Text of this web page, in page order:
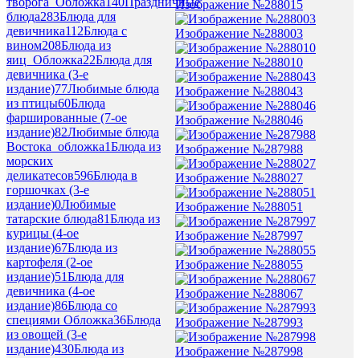
блюда283Блюда для
девичника112Блюда с
вином208Блюда из
яиц_Обложка22Блюда для
девичника (3-е
издание)77Любимые блюда
из птицы60Блюда
фаршированные (7-ое
издание)82Любимые блюда
Востока_обложка1Блюда из
морских
деликатесов596Блюда в
горшочках (3-е
издание)0Любимые
татарские блюда81Блюда из
курицы (4-ое
издание)67Блюда из
картофеля (2-ое
издание)51Блюда для
девичника (4-ое
издание)86Блюда со
специями Обложка36Блюда
из овощей (3-е
издание)430Блюда из
Изображение №288015
Изображение №288003
Изображение №288010
Изображение №288043
Изображение №288046
Изображение №287988
Изображение №288027
Изображение №288051
Изображение №287997
Изображение №288055
Изображение №288067
Изображение №287993
Изображение №287998